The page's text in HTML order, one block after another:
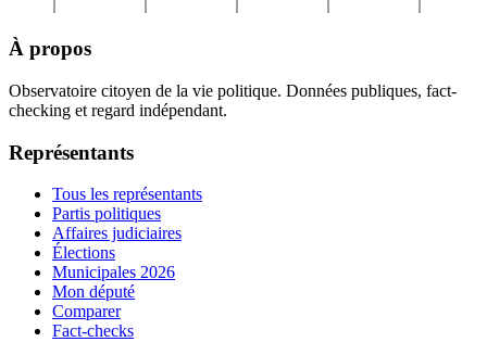
À propos
Observatoire citoyen de la vie politique. Données publiques, fact-
checking et regard indépendant.
Représentants
Tous les représentants
Partis politiques
Affaires judiciaires
Élections
Municipales 2026
Mon député
Comparer
Fact-checks